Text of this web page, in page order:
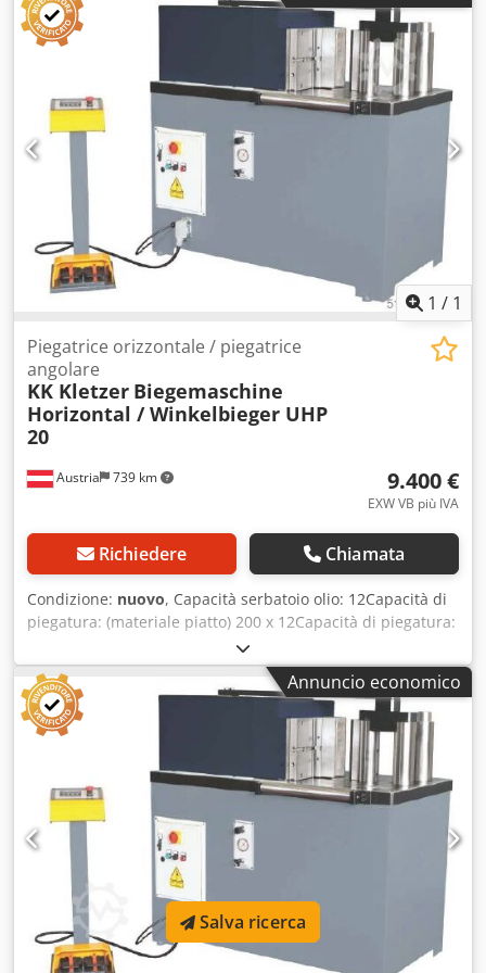
1 / 1
Austria 739 km
Piegatrice orizzontale / piegatrice
angolare
KK Kletzer Biegemaschine
Horizontal / Winkelbieger UHP
20
9.400 €
EXW VB più IVA
Richiedere Chiamata
Condizione: nuovo, Capacità serbatoio olio: 12Capacità di
piegatura: (materiale piatto) 200 x 12Capacità di piegatura:
(tubi tondi) 48 x 4,0Pressione: 20Velocità di lavoro:
10Velocità di ritorno: 10Motore: 2,2Area del tavolo: 480 x
1060Altezza di lavoro: 930Lunghezza: 1150Larghezza:
480Altezza: 1200Corsa: 185Peso circa: 530 Le presse
orizzontali idrauliche UZMA con funzione multidirezionale,
tubi, barre piatte, profili, tondini, come tutti i tipi di
materiali, ci permettono di eseguire una varietà di
operazioni diverse come piegatura, punzonatura,
raddrizzamento, ecc. Grazie al sistema di cambio rapido
degli utensili, è possibile piegare rapidamente materiali
come lamiere, tubi, profili e barre con forme adatte senza
perdere tempo. UZMA si distingue per la versatilità delle
funzioni operative e la semplicità d'uso. La pressatrice
orizzontale è una macchina indispensabile per le aziende
di lavorazione dei metalli Accessori standard: - Accessori
Annuncio economico
Salva ricerca